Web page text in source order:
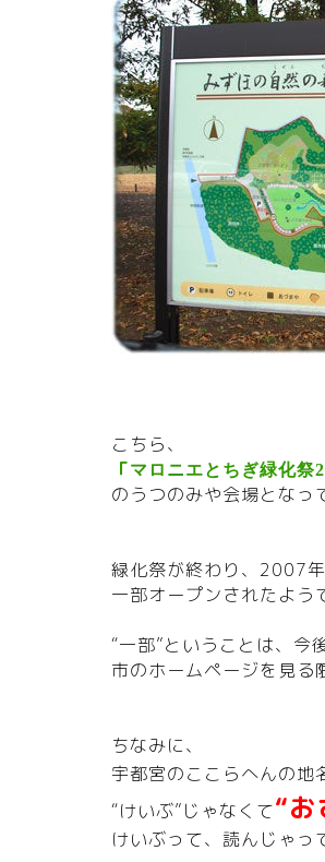
こちら、
「マロニエとちぎ緑化祭
のうつのみや会場となっ
緑化祭が終わり、2007
一部オープンされたよう
“一部”ということは、今
市のホームページを見る
ちなみに、
宇都宮のここらへんの地
“けいぶ”じゃなくて“お
けいぶって、読んじゃ